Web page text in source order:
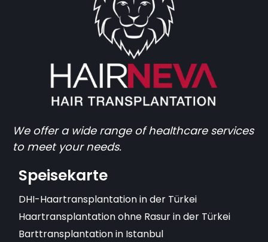
We offer a wide range of healthcare services
to meet your needs.
Speisekarte
DHI-Haartransplantation in der Türkei
Haartransplantation ohne Rasur in der Türkei
Barttransplantation in Istanbul